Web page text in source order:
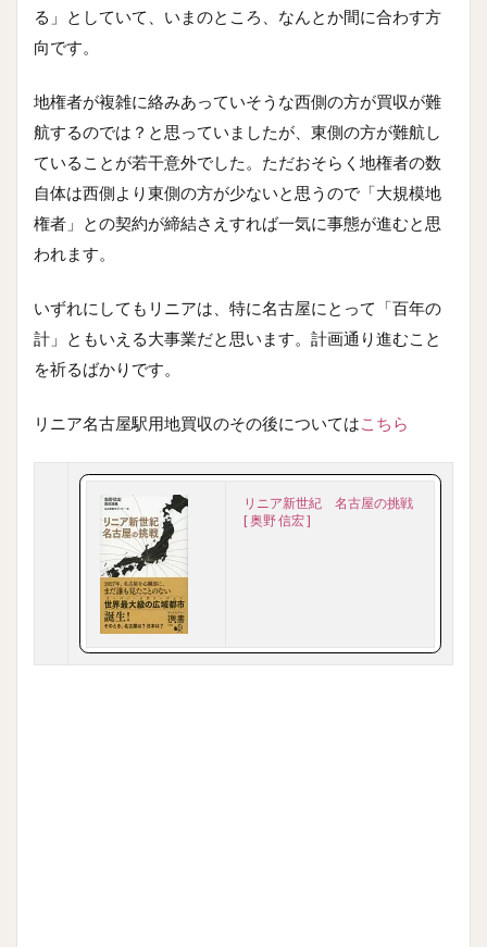
る」としていて、いまのところ、なんとか間に合わす方
向です。
地権者が複雑に絡みあっていそうな西側の方が買収が難
航するのでは？と思っていましたが、東側の方が難航し
ていることが若干意外でした。ただおそらく地権者の数
自体は西側より東側の方が少ないと思うので「大規模地
権者」との契約が締結さえすれば一気に事態が進むと思
われます。
いずれにしてもリニアは、特に名古屋にとって「百年の
計」ともいえる大事業だと思います。計画通り進むこと
を祈るばかりです。
リニア名古屋駅用地買収のその後についてはこちら
リニア新世紀 名古屋の挑戦
[ 奥野 信宏 ]